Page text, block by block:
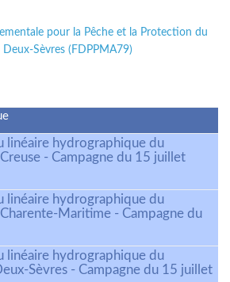
pour la Pêche et la Protection du
Sèvres (FDPPMA79)
linéaire hydrographique du
- Campagne du 15 juillet
linéaire hydrographique du
Maritime - Campagne du
linéaire hydrographique du
Sèvres - Campagne du 15 juillet